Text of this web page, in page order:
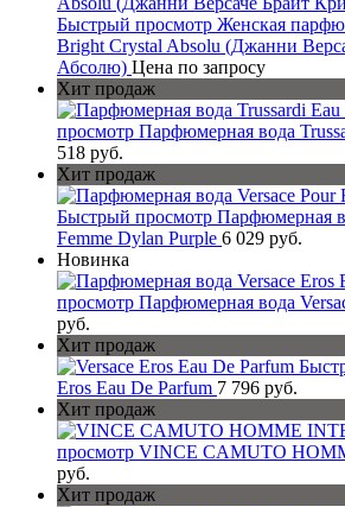
Быстрый просмотр Женская
Bright Crystal Absolu (Джанни
Абсолю) Цена по запросу
Хит продаж
просмотр Парфюмерная вода
518 руб.
Хит продаж
Быстрый просмотр Парфюмерная
Femme Dylan Purple 6 029 руб.
Новинка
просмотр Парфюмерная вода
руб.
Хит продаж
Eros Eau De Parfum 7 796 руб.
Хит продаж
просмотр VINCE CAMUTO
руб.
Хит продаж